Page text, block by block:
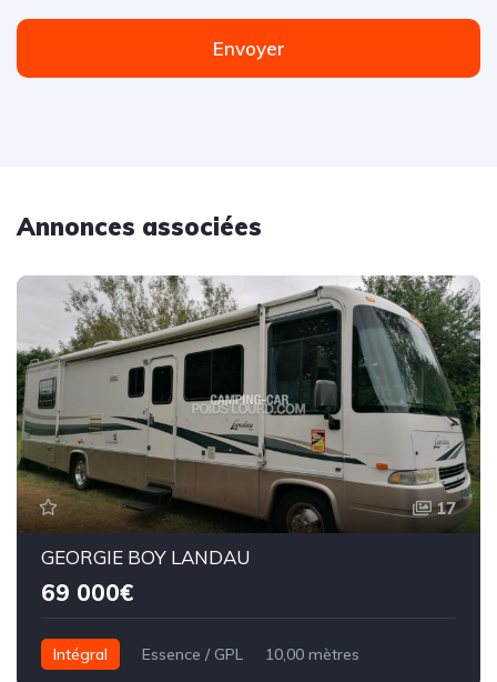
Envoyer
Annonces associées
17
GEORGIE BOY LANDAU
69 000€
Intégral Essence / GPL 10,00 mètres